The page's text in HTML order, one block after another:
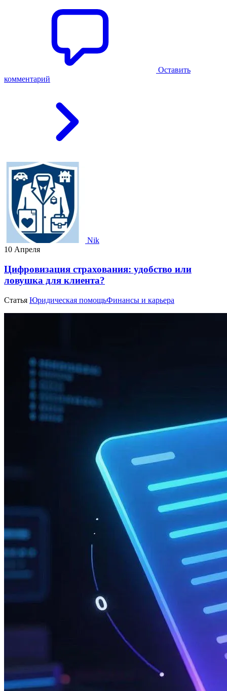
Оставить
комментарий
Nik
10 Апреля
Цифровизация страхования: удобство или
ловушка для клиента?
Статья Юридическая помощьФинансы и карьера